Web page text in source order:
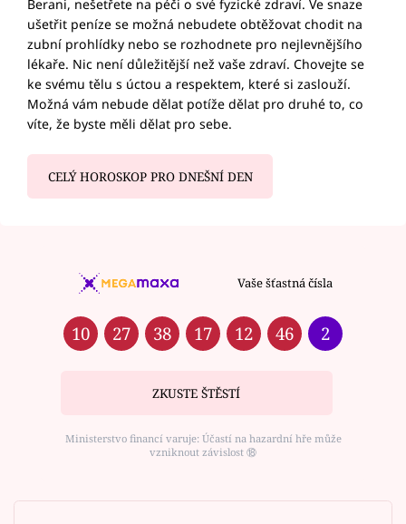
Berani, nešetřete na péči o své fyzické zdraví. Ve snaze
ušetřit peníze se možná nebudete obtěžovat chodit na
zubní prohlídky nebo se rozhodnete pro nejlevnějšího
lékaře. Nic není důležitější než vaše zdraví. Chovejte se
ke svému tělu s úctou a respektem, které si zaslouží.
Možná vám nebude dělat potíže dělat pro druhé to, co
víte, že byste měli dělat pro sebe.
CELÝ HOROSKOP PRO DNEŠNÍ DEN
Vaše šťastná čísla
10 27 38 17 12 46 2
ZKUSTE ŠTĚSTÍ
Ministerstvo financí varuje: Účastí na hazardní hře může
vzniknout závislost ⑱